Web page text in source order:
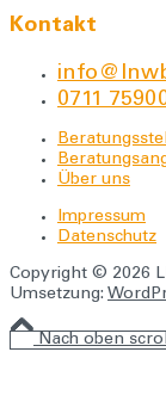
Kontakt
0711
Über uns
Impressum
Datenschutz
Copyright © 2026
Umsetzung:
Nach oben